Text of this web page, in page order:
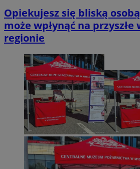
Opiekujesz się bliską
może wpłynąć na przyszłe
regionie